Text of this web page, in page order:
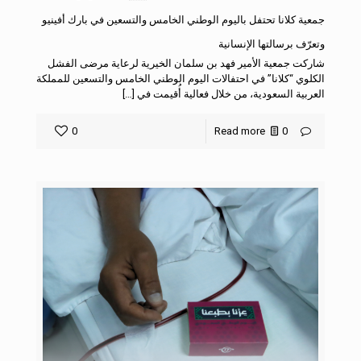
جمعية كلانا تحتفل باليوم الوطني الخامس والتسعين في بارك أفينيو
وتعرّف برسالتها الإنسانية
شاركت جمعية الأمير فهد بن سلمان الخيرية لرعاية مرضى الفشل
الكلوي “كلانا” في احتفالات اليوم الوطني الخامس والتسعين للمملكة
العربية السعودية، من خلال فعالية أُقيمت في […]
0 0
Read more